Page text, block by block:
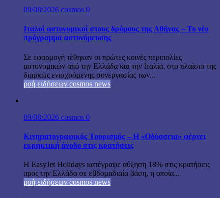
09/08/2026 cosmos 0
Ιταλοί αστυνομικοί στους δρόμους της Αθήνας – Το νέο
πρόγραμμα αστυνόμευσης
Σε εφαρμογή τέθηκαν οι πρώτες κοινές περιπολίες
αστυνομικών από την Ελλάδα και την Ιταλία, στο πλαίσιο της
διαρκώς ενισχυόμενης συνεργασίας των...
ροή ειδήσεων cosmos news
09/08/2026 cosmos 0
Κινηματογραφικός Τουρισμός – Η «Οδύσσεια» φέρνει
εκρηκτική άνοδο στις κρατήσεις
Η EasyJet Holidays κατέγραψε αύξηση 18% στις κρατήσεις
προς την Ελλάδα σε εβδομαδιαία βάση, η οποία...
ροή ειδήσεων cosmos news